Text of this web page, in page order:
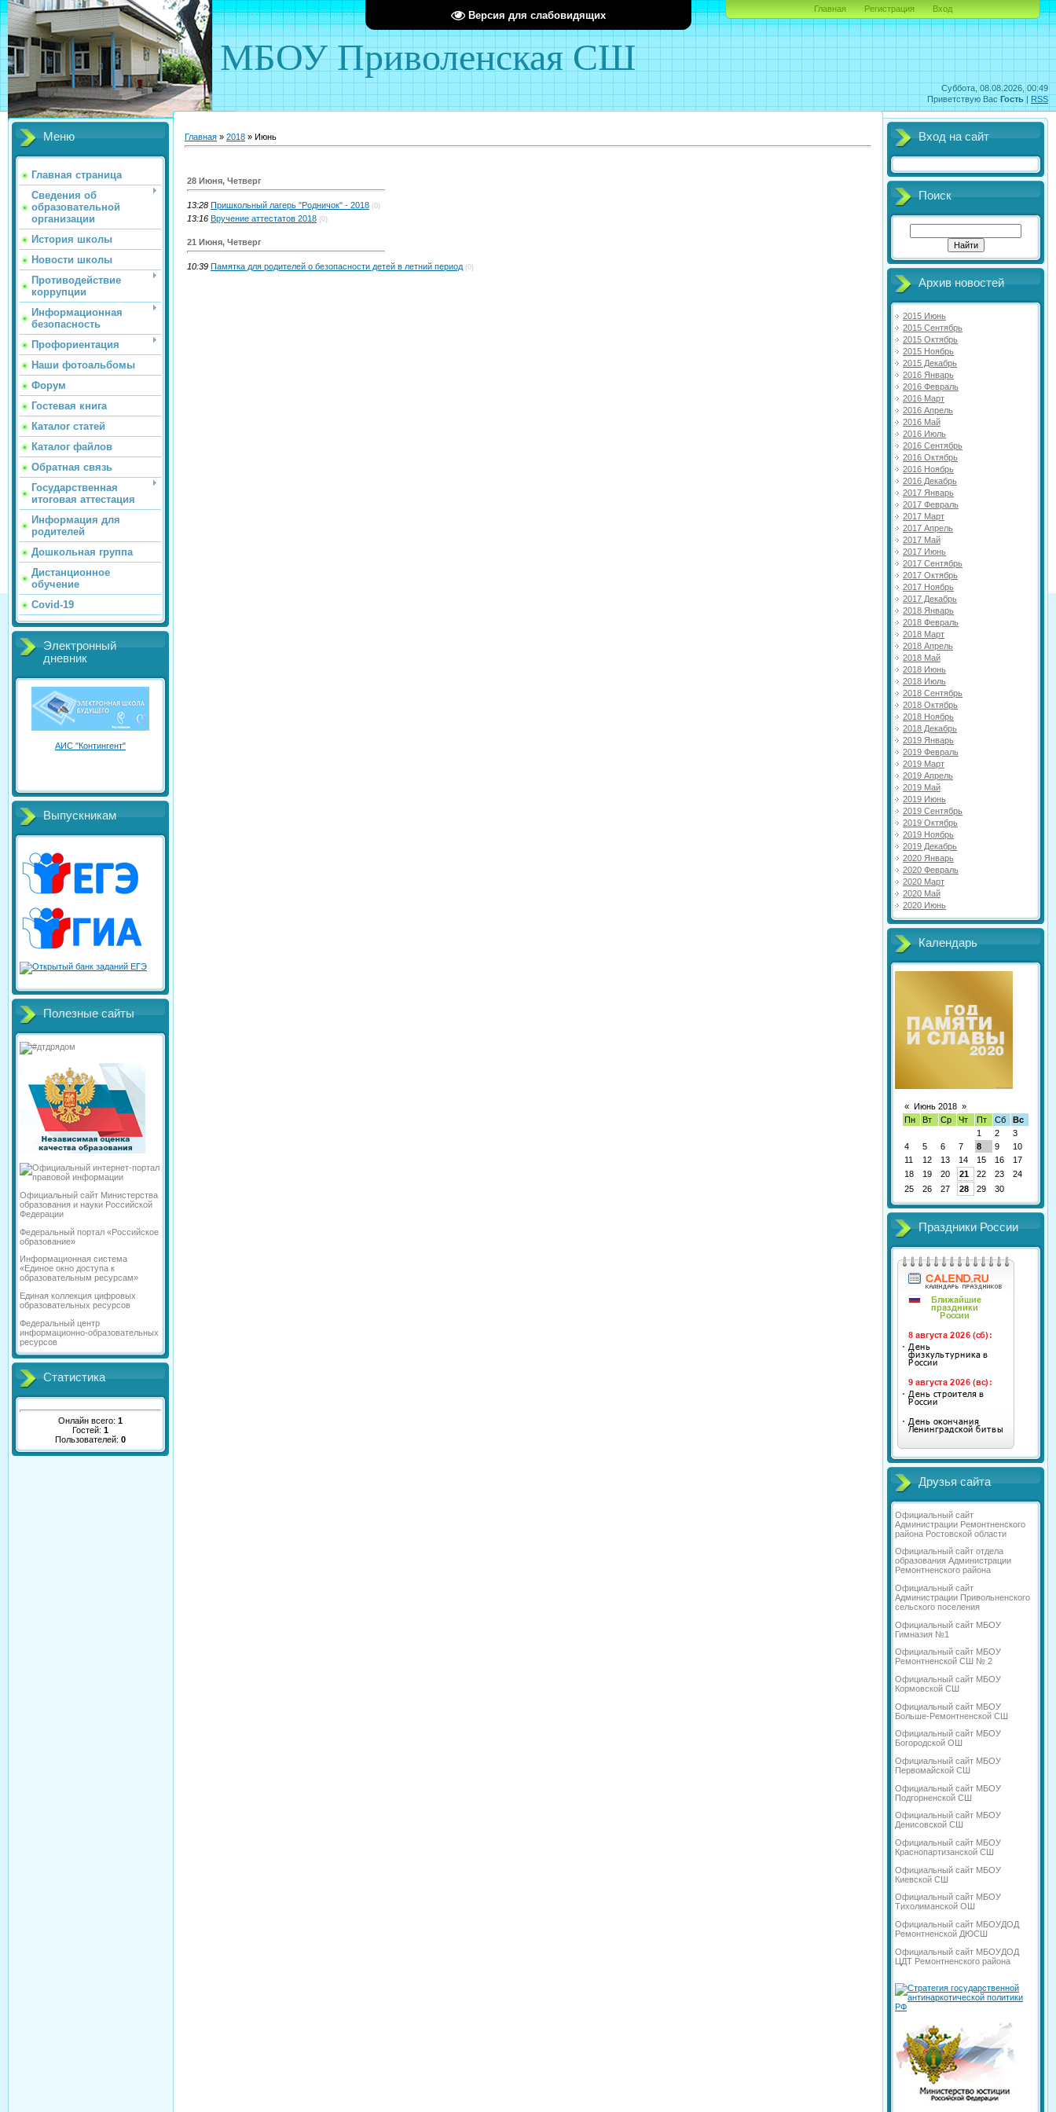
Версия для слабовидящих
Суббота, 08.08.2026, 00:49
Приветствую Вас Гость | RSS
МБОУ Приволенская СШ
Главная Регистрация Вход
Меню
Главная страница
Сведения об
образовательной
организации
История школы
Новости школы
Противодействие
коррупции
Информационная
безопасность
Профориентация
Наши фотоальбомы
Форум
Гостевая книга
Каталог статей
Каталог файлов
Обратная связь
Государственная
итоговая аттестация
Информация для
родителей
Дошкольная группа
Дистанционное
обучение
Covid-19
Электронный
дневник
АИС "Контингент"
Выпускникам
Полезные сайты
Официальный сайт Министерства
образования и науки Российской
Федерации
Федеральный портал «Российское
образование»
Информационная система
«Единое окно доступа к
образовательным ресурсам»
Единая коллекция цифровых
образовательных ресурсов
Федеральный центр
информационно-образовательных
ресурсов
Статистика
Онлайн всего: 1
Гостей: 1
Пользователей: 0
Главная » 2018 » Июнь
28 Июня, Четверг
13:28 Пришкольный лагерь "Родничок" - 2018 (0)
13:16 Вручение аттестатов 2018 (0)
21 Июня, Четверг
10:39 Памятка для родителей о безопасности детей в летний период (0)
Вход на сайт
Поиск
Архив новостей
2015 Июнь
2015 Сентябрь
2015 Октябрь
2015 Ноябрь
2015 Декабрь
2016 Январь
2016 Февраль
2016 Март
2016 Апрель
2016 Май
2016 Июль
2016 Сентябрь
2016 Октябрь
2016 Ноябрь
2016 Декабрь
2017 Январь
2017 Февраль
2017 Март
2017 Апрель
2017 Май
2017 Июнь
2017 Сентябрь
2017 Октябрь
2017 Ноябрь
2017 Декабрь
2018 Январь
2018 Февраль
2018 Март
2018 Апрель
2018 Май
2018 Июнь
2018 Июль
2018 Сентябрь
2018 Октябрь
2018 Ноябрь
2018 Декабрь
2019 Январь
2019 Февраль
2019 Март
2019 Апрель
2019 Май
2019 Июнь
2019 Сентябрь
2019 Октябрь
2019 Ноябрь
2019 Декабрь
2020 Январь
2020 Февраль
2020 Март
2020 Май
2020 Июнь
Календарь
« Июнь 2018 »
Пн
Вт Ср Чт Пт Сб
Вс
1
2
3
4
5 6 7 8 9
10
11
12 13 14 15 16
17
18
19 20 21 22 23
24
25
26 27 28 29 30
Праздники России
Друзья сайта
Официальный сайт
Администрации Ремонтненского
района Ростовской области
Официальный сайт отдела
образования Администрации
Ремонтненского района
Официальный сайт
Администрации Привольненского
сельского поселения
Официальный сайт МБОУ
Гимназия №1
Официальный сайт МБОУ
Ремонтненской СШ № 2
Официальный сайт МБОУ
Кормовской СШ
Официальный сайт МБОУ
Больше-Ремонтненской СШ
Официальный сайт МБОУ
Богородской ОШ
Официальный сайт МБОУ
Первомайской СШ
Официальный сайт МБОУ
Подгорненской СШ
Официальный сайт МБОУ
Денисовской СШ
Официальный сайт МБОУ
Краснопартизанской СШ
Официальный сайт МБОУ
Киевской СШ
Официальный сайт МБОУ
Тихолиманской ОШ
Официальный сайт МБОУДОД
Ремонтненской ДЮСШ
Официальный сайт МБОУДОД
ЦДТ Ремонтненского района